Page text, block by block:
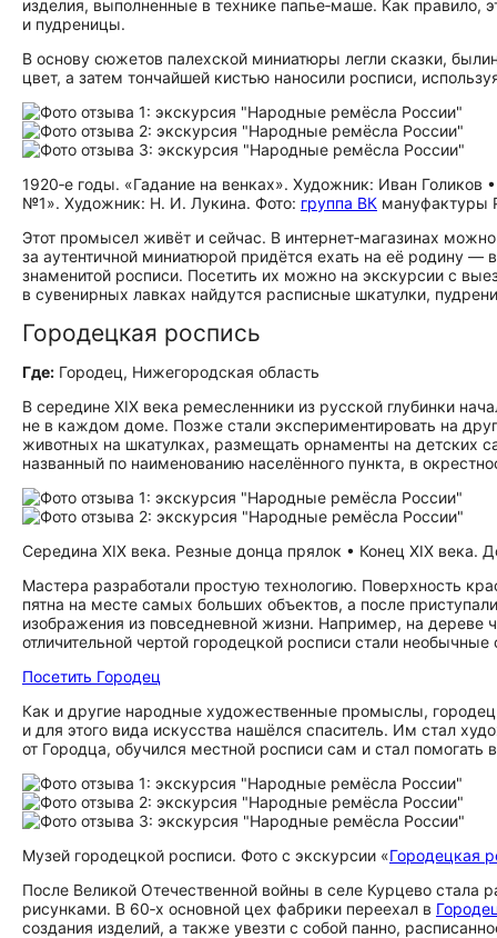
изделия, выполненные в технике папье‑маше. Как
и пудреницы.
В основу сюжетов палехской миниатюры легли сказки,
цвет, а затем тончайшей кистью наносили росписи,
1920‑е годы. «Гадание на венках». Художник: Иван
№1». Художник: Н. И. Лукина. Фото: группа ВК мануфактуры
Этот промысел живёт и сейчас. В интернет‑магазинах
за аутентичной миниатюрой придётся ехать на её родину —
знаменитой росписи. Посетить их можно на экскурсии с
в сувенирных лавках найдутся расписные шкатулки,
Городецкая роспись
Где: Городец, Нижегородская область
В середине XIX века ремесленники из русской глубинки
не в каждом доме. Позже стали экспериментировать на
животных на шкатулках, размещать орнаменты на детских
названный по наименованию населённого пункта, в
Середина XIX века. Резные донца прялок • Конец XIX века.
Мастера разработали простую технологию. Поверхность
пятна на месте самых больших объектов, а после
изображения из повседневной жизни. Например, на дереве
отличительной чертой городецкой росписи стали
Посетить Городец
Как и другие народные художественные промыслы,
и для этого вида искусства нашёлся спаситель. Им стал
от Городца, обучился местной росписи сам и стал
Музей городецкой росписи. Фото с экскурсии «Городецкая
После Великой Отечественной войны в селе Курцево стала
рисунками. В 60‑х основной цех фабрики переехал в
создания изделий, а также увезти с собой панно,